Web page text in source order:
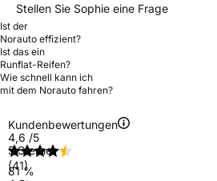
Stellen Sie Sophie eine Frage
Ist der
Norauto effizient?
Ist das ein
Runflat-Reifen?
Wie schnell kann ich
mit dem Norauto fahren?
Kundenbewertungen
4,6 /5
(41)
5 Sterne
81 %